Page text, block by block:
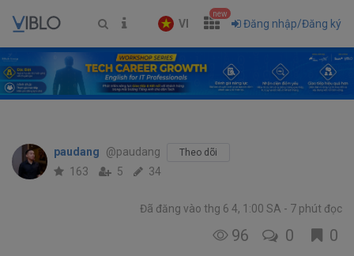
VI
new
Đăng nhập/Đăng ký
paudang @paudang Theo dõi
163 5 34
Đã đăng vào thg 6 4, 1:00 SA 7 phút đọc
96 0 0